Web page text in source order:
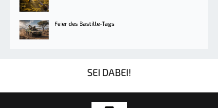
Feier des Bastille-Tags
SEI DABEI!